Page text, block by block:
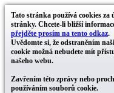
Tato stránka používá cookies za
stránky. Chcete-li bližší
přejděte prosím na tento odkaz.
Uvědomte si, že odstraněním
cookie možná nebudete mít
našeho webu.
Zavřením této zprávy nebo
používáním souborů cookie.